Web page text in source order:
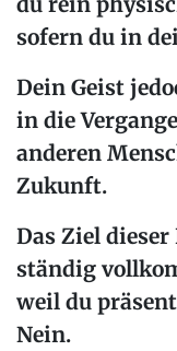
sofern du in
Dein Geist
in die
anderen
Zukunft.
Das Ziel
ständig
weil du
Nein.